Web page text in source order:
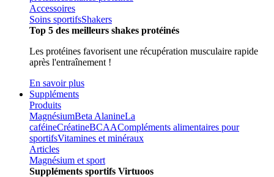
Accessoires
Soins sportifsShakers
Top 5 des meilleurs shakes protéinés
Les protéines favorisent une récupération musculaire rapide
après l'entraînement !
En savoir plus
Suppléments
Produits
MagnésiumBeta AlanineLa
caféineCréatineBCAACompléments alimentaires pour
sportifsVitamines et minéraux
Articles
Magnésium et sport
Suppléments sportifs Virtuoos